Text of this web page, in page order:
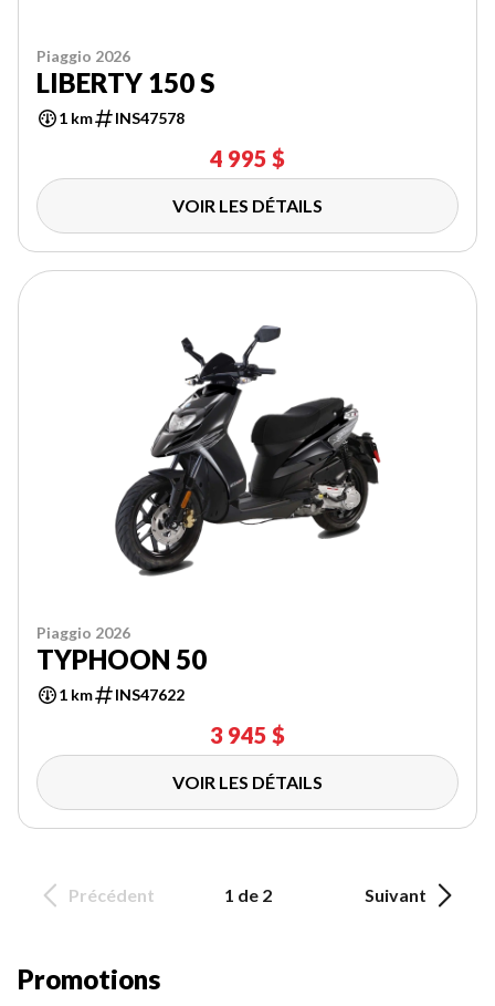
Piaggio 2026
LIBERTY 150 S
1 km INS47578
4 995 $
VOIR LES DÉTAILS
Piaggio 2026
TYPHOON 50
1 km INS47622
3 945 $
VOIR LES DÉTAILS
Précédent 1 de 2 Suivant
Promotions